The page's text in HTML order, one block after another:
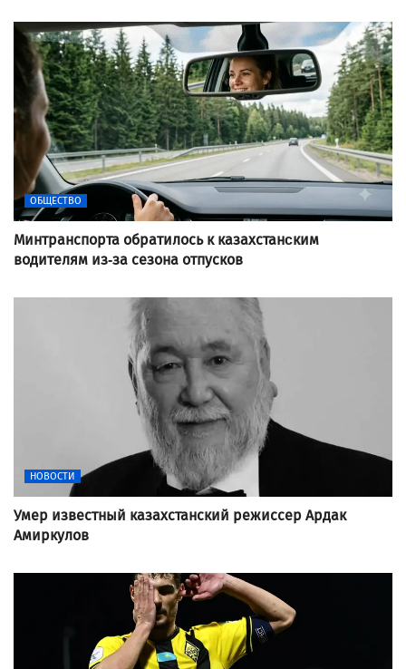
ОБЩЕСТВО
Минтранспорта обратилось к казахстанcким
водителям из-за сезона отпусков
НОВОСТИ
Умер известный казахстанский режиссер Ардак
Амиркулов